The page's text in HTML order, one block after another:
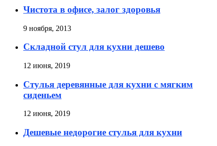
Чистота в офисе, залог здоровья
9 ноября, 2013
Складной стул для кухни дешево
12 июня, 2019
Стулья деревянные для кухни с мягким
сиденьем
12 июня, 2019
Дешевые недорогие стулья для кухни